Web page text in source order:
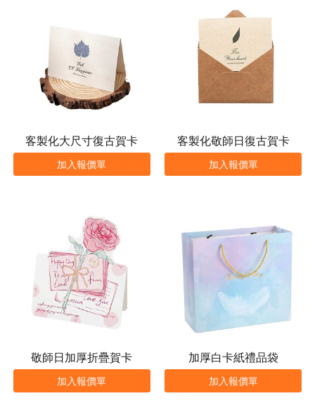
客製化大尺寸復古賀卡
加入報價單
客製化敬師日復古賀卡
加入報價單
敬師日加厚折疊賀卡
加入報價單
加厚白卡紙禮品袋
加入報價單